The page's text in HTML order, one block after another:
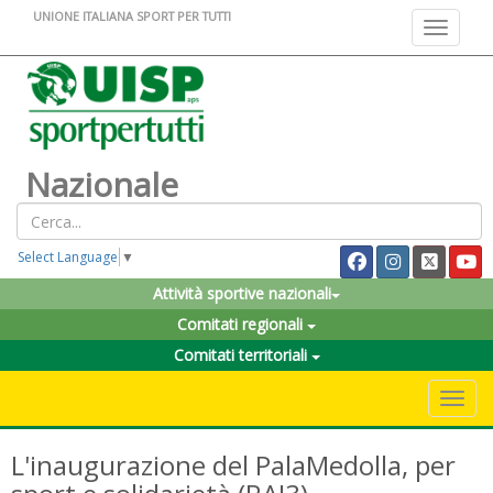
Toggle
UNIONE ITALIANA SPORT PER TUTTI
Nazionale
Select Language ▼
Attività sportive nazionali
Comitati regionali
Comitati territoriali
L'inaugurazione del PalaMedolla, per